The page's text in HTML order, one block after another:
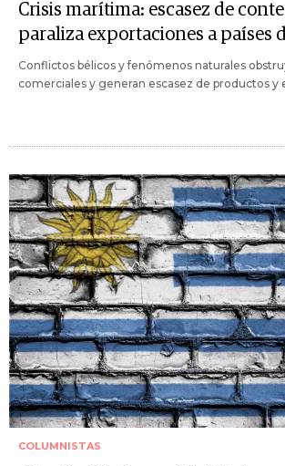
Crisis marítima: escasez de
paraliza exportaciones a países
Conflictos bélicos y fenómenos naturales
comerciales y generan escasez de productos y
COLUMNISTAS